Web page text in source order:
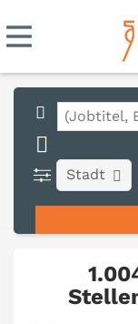
Stadt